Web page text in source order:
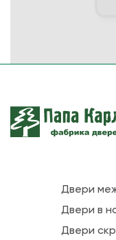
Двери
Двери в
Двери